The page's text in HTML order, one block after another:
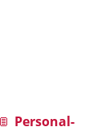
Personal-